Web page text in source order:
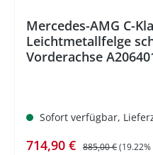
Mercedes-AMG C-
Leichtmetallfelge
Vorderachse
Sofort verfügbar,
Verkaufspreis:
714,90 € Regulärer Preis:
885,00 €